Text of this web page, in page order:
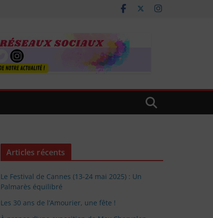
Articles récents
Le Festival de Cannes (13-24 mai 2025) : Un
Palmarès équilibré
Les 30 ans de l’Amourier, une fête !